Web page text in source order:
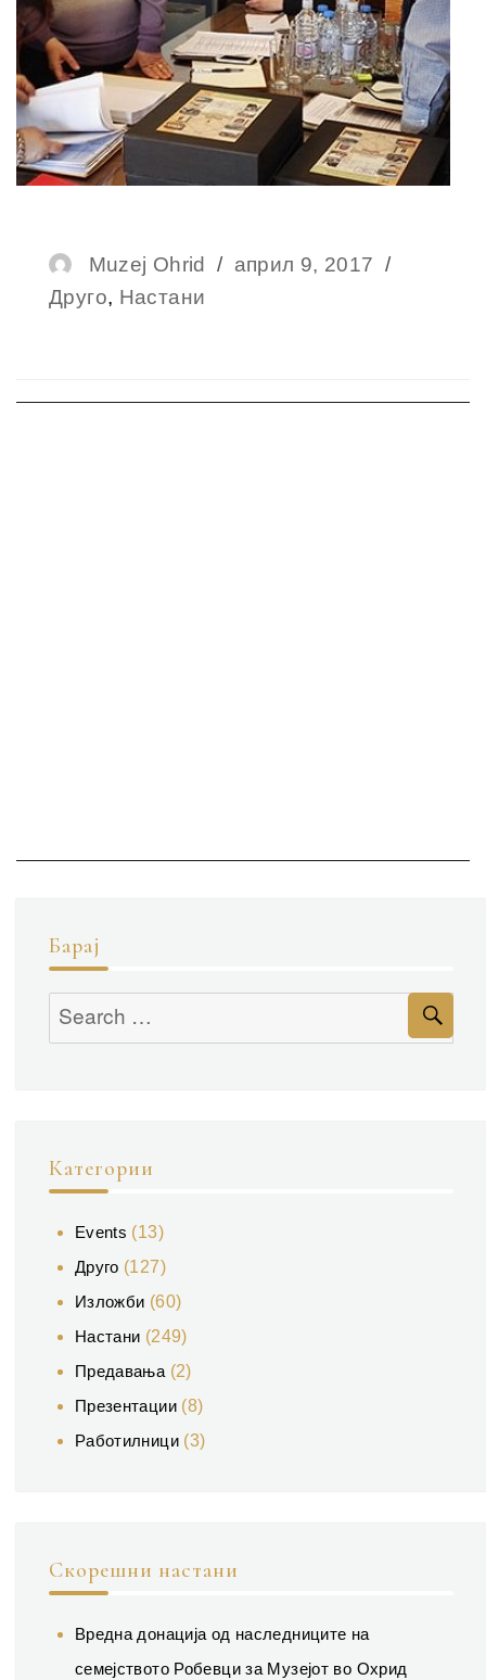
Author
Muzej Ohrid
Posted
април 9, 2017
Друго, Настани
Барај
Search
for:
Категории
Events (13)
Друго (127)
Изложби (60)
Настани (249)
Предавања (2)
Презентации(8)
Работилници(3)
Скорешни настани
Вредна донација од наследниците на
семејството Робевци за Музејот во Охрид